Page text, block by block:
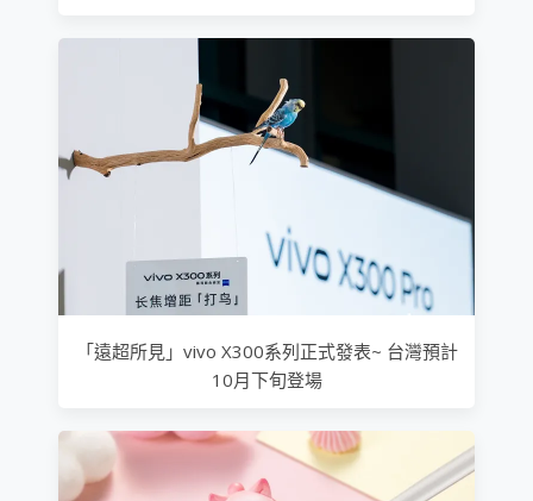
「遠超所見」vivo X300系列正式發表~ 台灣預計
10月下旬登場